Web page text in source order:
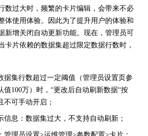
数过大时，频繁的卡片编辑，会带来不必
体使用体验。因此为了提升用户的体验和
新增关闭自动更新功能。现在，管理员可
卡片依赖的数据集超过限定数据行数时，
据集行数超过一定阈值（管理员设置页参
值100万）时，“更改后自动刷新数据“按
不可手动开启；
信息：数据集过大，不支持自动刷新；